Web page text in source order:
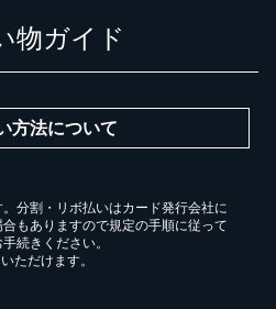
物ガイド
方法について
分割・リボ払いはカード発行会社に
もありますので規定の手順に従って
続きください。
ただけます。